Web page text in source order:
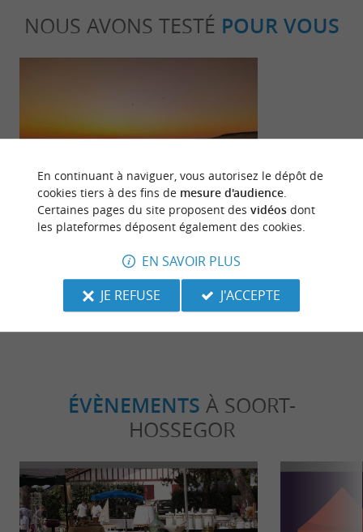
NOUS AVONS TESTÉ POUR VOUS
Les plus beaux spots photos des
335 m - Soort-Hossegor
Incontournable Détente
ÉVÈNEMENTS À SOORT-
HOSSEGOR
En continuant à naviguer, vous autorisez le dépôt de
cookies tiers à des fins de mesure d'audience.
Certaines pages du site proposent des vidéosdont
les plateformes déposent également des cookies.
EN SAVOIR PLUS
JE REFUSE
J'ACCEPTE